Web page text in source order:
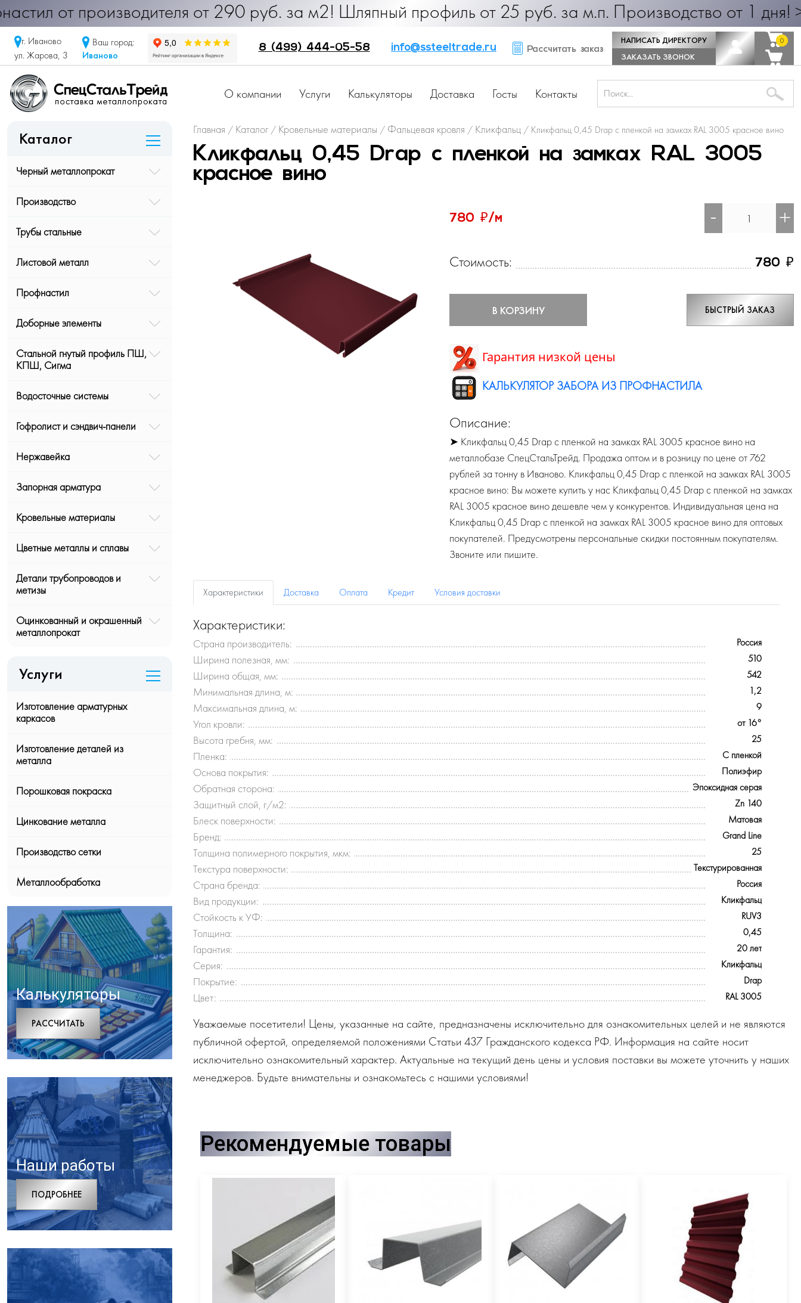
Профнастил от производителя от 290 руб. за м2! Шляпный профиль от 25 руб. за м.п. Производство от
г. Иваново
ул. Жарова, 3
Ваш город:
Иваново
8 (499) 444-05-58 info@ssteeltrade.ru Рассчитать заказ
НАПИСАТЬ ДИРЕКТОРУ
ЗАКАЗАТЬ ЗВОНОК
0
0
О компании Услуги Калькуляторы Доставка Госты Контакты
Каталог
Черный металлопрокат
Производство
Трубы стальные
Листовой металл
Профнастил
Доборные элементы
Стальной гнутый профиль ПШ,
КПШ, Сигма
Водосточные системы
Гофролист и сэндвич-панели
Нержавейка
Запорная арматура
Кровельные материалы
Цветные металлы и сплавы
Детали трубопроводов и
метизы
Оцинкованный и окрашенный
металлопрокат
Услуги
Изготовление арматурных
каркасов
Изготовление деталей из
металла
Порошковая покраска
Цинкование металла
Производство сетки
Металлообработка
Калькуляторы
РАCСЧИТАТЬ
Наши работы
ПОДРОБНЕЕ
Главная / Каталог / Кровельные материалы / Фальцевая кровля / Кликфальц / Кликфальц 0,45 Drap с пленкой на замках RAL 3005 красное вино
Кликфальц 0,45 Drap с пленкой на замках RAL 3005
красное вино
780 ₽/м - +
Стоимость: 780 ₽
В КОРЗИНУ БЫСТРЫЙ ЗАКАЗ
Гарантия низкой цены
КАЛЬКУЛЯТОР ЗАБОРА ИЗ ПРОФНАСТИЛА
Описание:
➤ Кликфальц 0,45 Drap с пленкой на замках RAL 3005 красное вино на
металлобазе СпецСтальТрейд. Продажа оптом и в розницу по цене от 762
рублей за тонну в Иваново. Кликфальц 0,45 Drap с пленкой на замках RAL 3005
красное вино: Вы можете купить у нас Кликфальц 0,45 Drap с пленкой на замках
RAL 3005 красное вино дешевле чем у конкурентов. Индивидуальная цена на
Кликфальц 0,45 Drap с пленкой на замках RAL 3005 красное вино для оптовых
покупателей. Предусмотрены персональные скидки постоянным покупателям.
Звоните или пишите.
Характеристики Доставка Оплата Кредит Условия доставки
Характеристики:
Страна производитель: Россия
Ширина полезная, мм: 510
Ширина общая, мм: 542
Минимальная длина, м: 1,2
Максимальная длина, м: 9
Угол кровли: от 16°
Высота гребня, мм: 25
Пленка: С пленкой
Основа покрытия: Полиэфир
Обратная сторона: Эпоксидная серая
Защитный слой, г/м2: Zn 140
Блеск поверхности: Матовая
Бренд: Grand Line
Толщина полимерного покрытия, мкм: 25
Текстура поверхности: Текстурированная
Страна бренда: Россия
Вид продукции: Кликфальц
Стойкость к УФ: RUV3
Толщина: 0,45
Гарантия: 20 лет
Серия: Кликфальц
Покрытие: Drap
Цвет: RAL 3005
Уважаемые посетители! Цены, указанные на сайте, предназначены исключительно для ознакомительных целей и не являются
публичной офертой, определяемой положениями Статьи 437 Гражданского кодекса РФ. Информация на сайте носит
исключительно ознакомительный характер. Актуальные на текущий день цены и условия поставки вы можете уточнить у наших
менеджеров. Будьте внимательны и ознакомьтесь с нашими условиями!
Рекомендуемые товары